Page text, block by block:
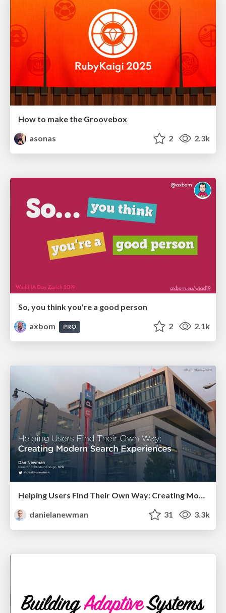
How to make the Groovebox
asonas
2 2.3k
So, you think you're a good person
axbom
PRO 2 2.1k
Helping Users Find Their Own Way: Creating Modern Search Experiences
danielanewman
31 3.3k